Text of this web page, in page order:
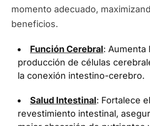
momento adecuado,
beneficios.
Función Cerebral: Aumenta
producción de células
la conexión intestino-cerebro.
Salud Intestinal: Fortalece el
revestimiento intestinal,